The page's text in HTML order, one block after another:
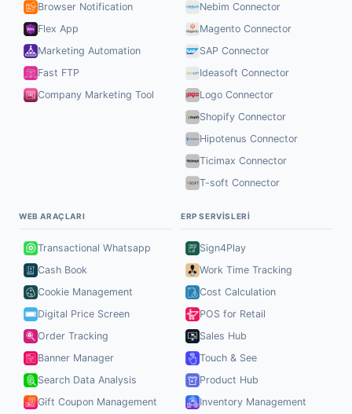
Browser Notification
Flex App
Marketing Automation
Fast FTP
Company Marketing Tool
Nebim Connector
Magento Connector
SAP Connector
Ideasoft Connector
Logo Connector
Shopify Connector
Hipotenus Connector
Ticimax Connector
T-soft Connector
WEB ARAÇLARI
Transactional Whatsapp
Cash Book
Cookie Management
Digital Price Screen
Order Tracking
Banner Manager
Search Data Analysis
Gift Coupon Management
ERP SERVISLERI
Sign4Play
Work Time Tracking
Cost Calculation
POS for Retail
Sales Hub
Touch & See
Product Hub
Inventory Management